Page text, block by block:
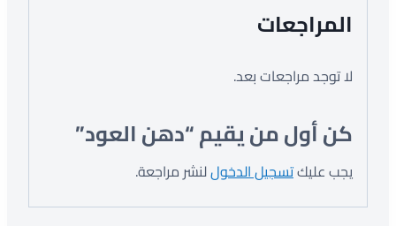
المراجعات
لا توجد مراجعات بعد.
كن أول من يقيم “دهن العود”
يجب عليكتسجيل الدخوللنشر مراجعة.